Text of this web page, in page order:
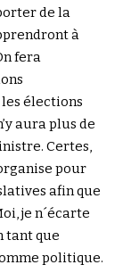
de la
à
fera
élections
aura plus de
Certes,
pour
afin que
je n´écarte
tant que
politique.